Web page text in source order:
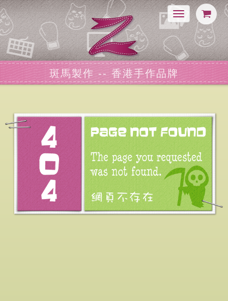
Toggle
navigation
斑馬製作 -- 香港手作品牌